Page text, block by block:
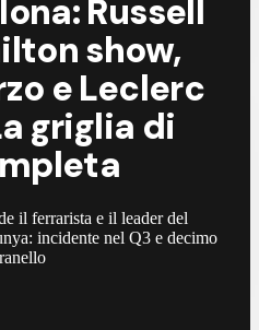
Russell
show,
e Leclerc
griglia di
il ferrarista e il leader del
incidente nel Q3 e decimo